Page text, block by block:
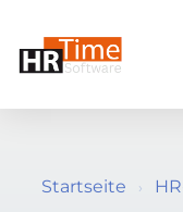
Startseite ›